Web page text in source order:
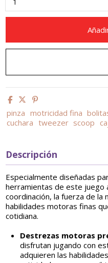
pinza motricidad fina
cuchara tweezer scoop
Descripción
Especialmente diseñadas
herramientas de este juego
coordinación, la fuerza de la
habilidades motoras finas
cotidiana.
Destrezas motoras
disfrutan jugando con
adquieren las